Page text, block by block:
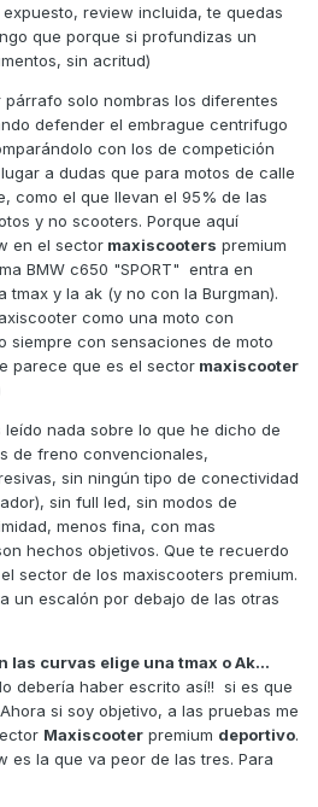
lo mas posible a la realidad es
es necesario el conocimiento
es lo mas importante.
frase sobre la BMW que es un
sería la falta de objetividad y
de realizar un análisis:"Vamos...
no es tu moto."
de no tener nada que ver con la
fundamentales, primera que
BMW C650 Sport (dicho sin
review que pones de referencia
o no la has leído completa,
te interesa, ¿por qué lo digo?,
dice la review al respecto y
impecable, hacen de ellos
efectivos y divertidos en
con buen asfalto, permitiendo
deportiva que se les ha querido
cuenta es lo que valoran los
por mucho que tu o yo digamos u
estos tres modelos está
se va tener que dejar un
por lo tanto mirará y re-mirará,
los pros y contras, o si este o
o media docena de pasos
review incluida, te quedas
que porque si profundizas un
sin acritud)
solo nombras los diferentes
defender el embrague centrifugo
con los de competición
a dudas que para motos de calle
como el que llevan el 95% de las
y no scooters. Porque aquí
en el sector maxiscooters premium
BMW c650 "SPORT" entra en
y la ak (y no con la Burgman).
como una moto con
siempre con sensaciones de moto
parece que es el sector maxiscooter
nada sobre lo que he dicho de
de freno convencionales,
sin ningún tipo de conectividad
sin full led, sin modos de
menos fina, con mas
hechos objetivos. Que te recuerdo
sector de los maxiscooters premium.
un escalón por debajo de las otras
las curvas elige una tmax o Ak…
debería haber escrito así!! si es que
si soy objetivo, a las pruebas me
Maxiscooter premium deportivo.
es la que va peor de las tres. Para